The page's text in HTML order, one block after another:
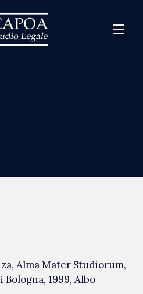
Alma Mater Studiorum,
1999, Albo